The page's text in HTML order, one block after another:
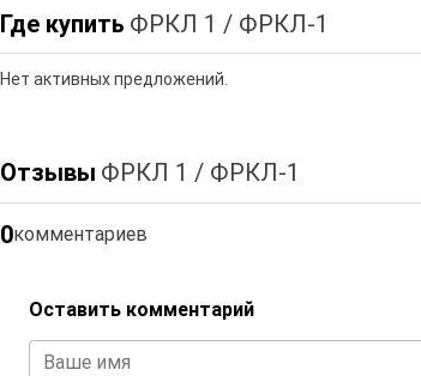
Где купить ФРКЛ 1 / ФРКЛ-1
Нет активных предложений.
Отзывы ФРКЛ 1 / ФРКЛ-1
0комментариев
Оставить комментарий
Ваше имя